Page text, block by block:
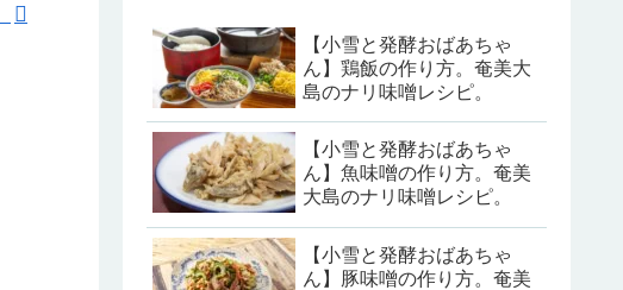
【小雪と発酵おばあちゃ
ん】鶏飯の作り方。奄美大
島のナリ味噌レシピ。
【小雪と発酵おばあちゃ
ん】魚味噌の作り方。奄美
大島のナリ味噌レシピ。
【小雪と発酵おばあちゃ
ん】豚味噌の作り方。奄美